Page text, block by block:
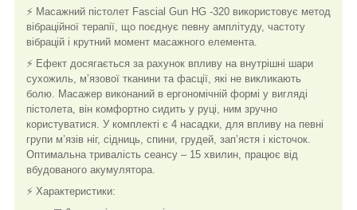
⚡ Масажний пістолет Fascial Gun HG -320 використовує метод
вібраційної терапії, що поєднує певну амплітуду, частоту
вібрацій і крутний момент масажного елемента.
⚡ Ефект досягається за рахунок впливу на внутрішні шари
сухожиль, м’язової тканини та фасції, які не викликають
болю. Масажер виконаний в ергономічній формі у вигляді
пістолета, він комфортно сидить у руці, ним зручно
користуватися. У комплекті є 4 насадки, для впливу на певні
групи м’язів ніг, сідниць, спини, грудей, зап’ястя і кісточок.
Оптимальна тривалість сеансу – 15 хвилин, працює від
вбудованого акумулятора.
⚡ Характеристики: